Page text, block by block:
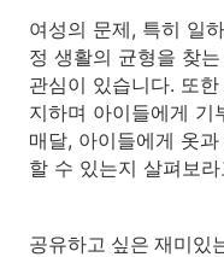
여성의 문제, 특히 일
정 생활의 균형을 찾
관심이 있습니다. 또
지하며 아이들에게 기
매달, 아이들에게 옷
할 수 있는지 살펴보
공유하고 싶은 재미있